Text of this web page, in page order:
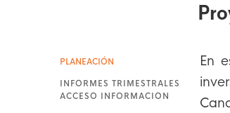
PLANEACIÓN
INFORMES TRIMESTRALES
ACCESO INFORMACION
En